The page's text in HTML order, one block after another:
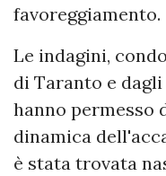
favoreggiamento.
Le indagini,
di Taranto e
hanno permesso
dinamica
è stata trovata